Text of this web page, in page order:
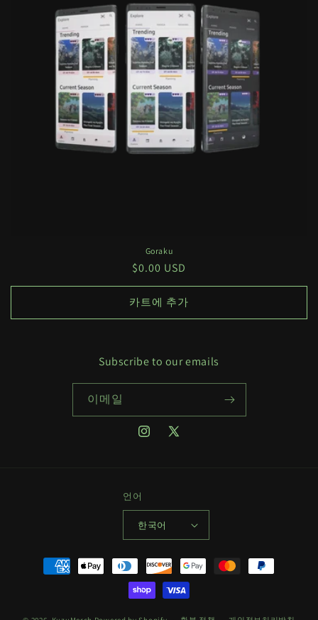
Goraku
정
가
$0.00 USD
카트에 추가
Subscribe to our emails
이메일
InstagramX(Twitter)
언어
한국어
법